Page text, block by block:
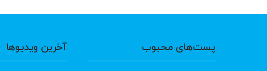
پست‌های محبوب آخرین ویدیوها